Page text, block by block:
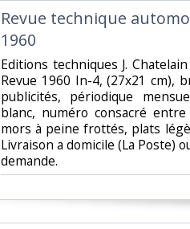
‎Revue technique
1960‎
‎Editions techniques J.
Revue 1960 In-4, (27x21 cm),
publicités, périodique
blanc, numéro consacré
mors à peine frottés, plats
Livraison a domicile (La Poste)
demande.‎